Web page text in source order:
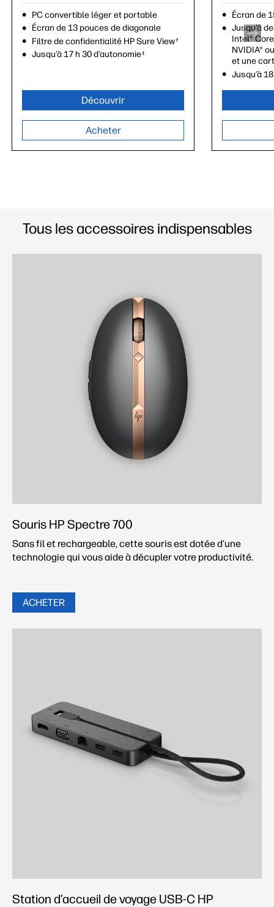
PC convertible léger et portable
Écran de 13 pouces de diagonale
Filtre de confidentialité HP Sure View7
Jusqu’à 17 h 30 d’autonomie1
Découvrir
Acheter
PC
Écran de 13
Filtre de
Jusqu’à 17
Écran de
Jusqu’à
Intel®
NVIDIA®
et une
Jusqu’à
Tous les accessoires indispensables
Souris HP Spectre 700
Sans fil et rechargeable, cette souris est dotée d’une
technologie qui vous aide à décupler votre productivité.
ACHETER
Station d’accueil de voyage USB-C HP